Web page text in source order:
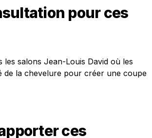
pour ces
salons Jean-Louis David où les
de la chevelure pour créer une coupe
ces